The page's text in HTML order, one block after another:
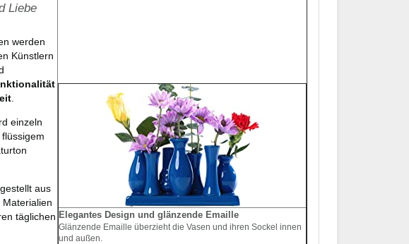
Liebe
werden
Künstlern
einzeln
aus
Materialien
täglichen Elegantes Design und glänzende Emaille
Glänzende Emaille überzieht die Vasen und ihren Sockel innen
und außen.